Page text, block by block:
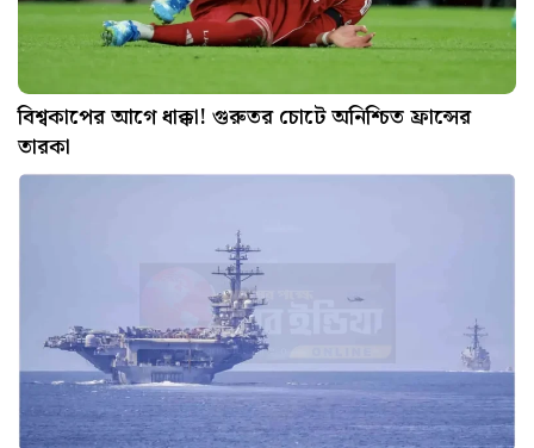
বিশ্বকাপের আগে ধাক্কা! গুরুতর চোটে অনিশ্চিত ফ্রান্সের
তারকা